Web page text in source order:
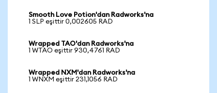
Smooth Love Potion'dan Radworks'na
1 SLP eşittir 0,002605 RAD
Wrapped TAO'dan Radworks'na
1 WTAO eşittir 930,4761 RAD
Wrapped NXM'dan Radworks'na
1 WNXM eşittir 231,1056 RAD